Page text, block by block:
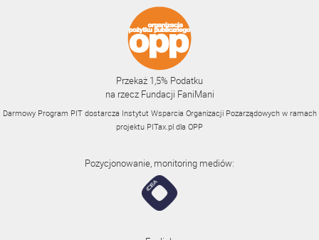
Przekaż 1,5% Podatku
na rzecz Fundacji FaniMani
Darmowy Program PIT dostarcza Instytut Wsparcia Organizacji Pozarządowych w ramach
projektu PITax.pl dla OPP
Pozycjonowanie, monitoring mediów: